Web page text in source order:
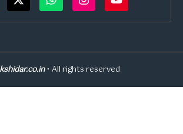
• All rights reserved